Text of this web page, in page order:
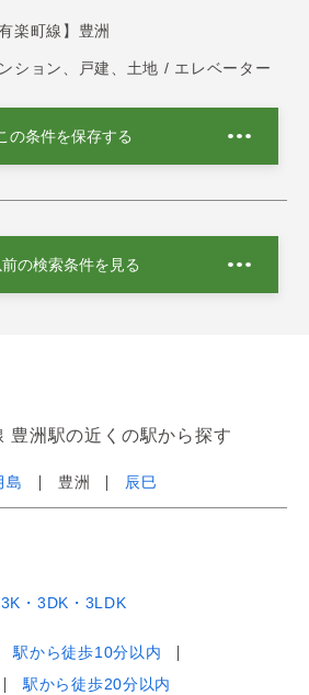
楽町線】豊洲
ション、戸建、土地 / エレベーター
の条件を保存する
前の検索条件を見る
豊洲駅の近くの駅から探す
島 豊洲 辰巳
3K・3DK・3LDK
駅から徒歩10分以内
駅から徒歩20分以内